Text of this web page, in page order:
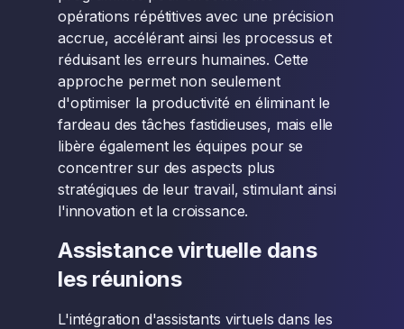
opérations répétitives avec une précision
accrue, accélérant ainsi les processus et
réduisant les erreurs humaines. Cette
approche permet non seulement
d'optimiser la productivité en éliminant le
fardeau des tâches fastidieuses, mais elle
libère également les équipes pour se
concentrer sur des aspects plus
stratégiques de leur travail, stimulant ainsi
l'innovation et la croissance.
Assistance virtuelle dans
les réunions
L'intégration d'assistants virtuels dans les